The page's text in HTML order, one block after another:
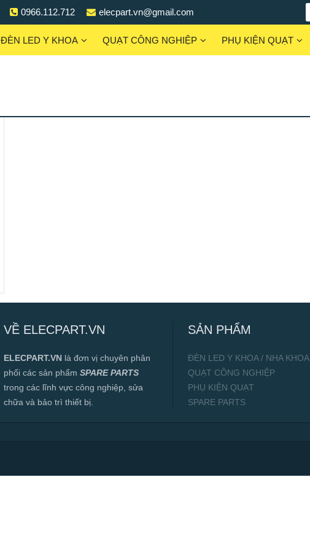
0966.112.712 elecpart.vn@gmail.com
ĐÈN LED Y KHOA QUẠT CÔNG NGHIỆP PHỤ KIỆN QUẠT
VỀ ELECPART.VN
ELECPART.VN là đơn vị chuyên phân
phối các sản phẩm SPARE PARTS
trong các lĩnh vực công nghiệp, sửa
chữa và bảo trì thiết bị.
SẢN PHẨM
ĐÈN LED Y KHOA / NHA KHOA
QUẠT CÔNG NGHIỆP
PHỤ KIỆN QUẠT
SPARE PARTS